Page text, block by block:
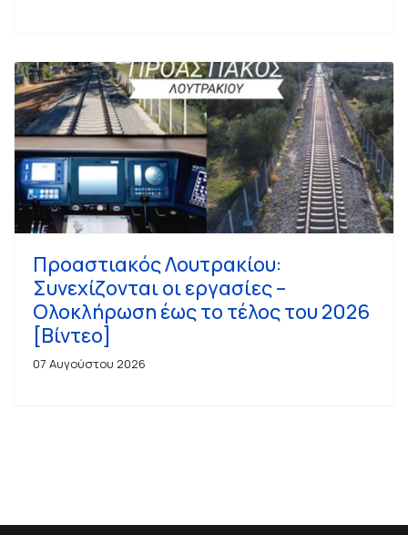
Προαστιακός Λουτρακίου:
Συνεχίζονται οι εργασίες –
Ολοκλήρωση έως το τέλος του 2026
[Βίντεο]
07 Αυγούστου 2026